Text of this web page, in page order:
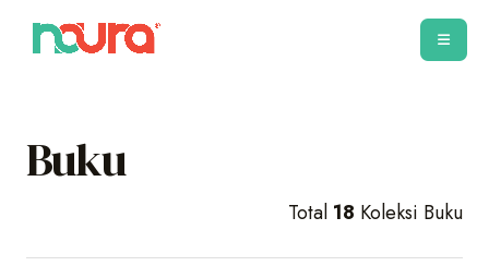
Buku
Total 18 Koleksi Buku